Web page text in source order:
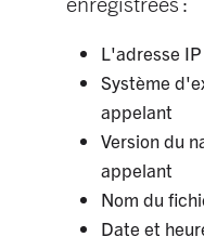
L'adresse
Système
appelant
Version du
appelant
Nom du
Date et